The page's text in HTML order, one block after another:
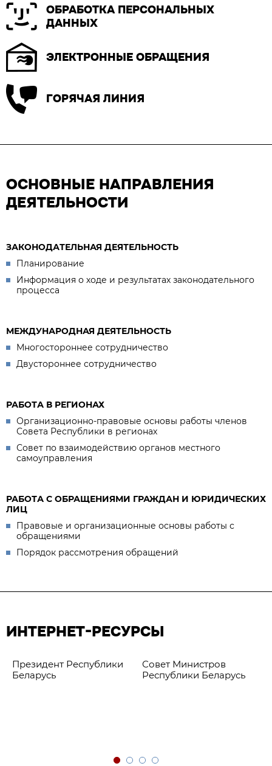
ОБРАБОТКА ПЕРСОНАЛЬНЫХ
ДАННЫХ
ЭЛЕКТРОННЫЕ ОБРАЩЕНИЯ
ГОРЯЧАЯ ЛИНИЯ
ОСНОВНЫЕ НАПРАВЛЕНИЯ
ДЕЯТЕЛЬНОСТИ
ЗАКОНОДАТЕЛЬНАЯ ДЕЯТЕЛЬНОСТЬ
Планирование
Информация о ходе и результатах законодательного
процесса
МЕЖДУНАРОДНАЯ ДЕЯТЕЛЬНОСТЬ
Многостороннее сотрудничество
Двустороннее сотрудничество
РАБОТА В РЕГИОНАХ
Организационно-правовые основы работы членов
Совета Республики в регионах
Совет по взаимодействию органов местного
самоуправления
РАБОТА С ОБРАЩЕНИЯМИ ГРАЖДАН И ЮРИДИЧЕСКИХ
ЛИЦ
Правовые и организационные основы работы с
обращениями
Порядок рассмотрения обращений
ИНТЕРНЕТ-РЕСУРСЫ
Президент Республики
Беларусь
Совет Министров
Республики Беларусь